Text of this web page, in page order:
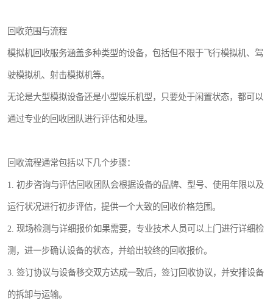
回收范围与流程
模拟机回收服务涵盖多种类型的设备，包括但不限于飞行模拟机、驾
驶模拟机、射击模拟机等。
无论是大型模拟设备还是小型娱乐机型，只要处于闲置状态，都可以
通过专业的回收团队进行评估和处理。
回收流程通常包括以下几个步骤：
1. 初步咨询与评估回收团队会根据设备的品牌、型号、使用年限以及
运行状况进行初步评估，提供一个大致的回收价格范围。
2. 现场检测与详细报价如果需要，专业技术人员可以上门进行详细检
测，进一步确认设备的状态，并给出较终的回收报价。
3. 签订协议与设备移交双方达成一致后，签订回收协议，并安排设备
的拆卸与运输。